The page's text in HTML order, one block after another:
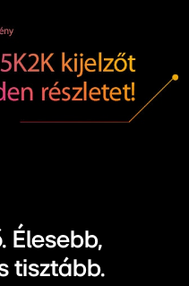
Élesebb,
tisztább.